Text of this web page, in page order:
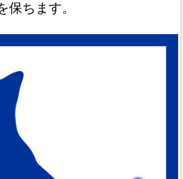
保ちます。